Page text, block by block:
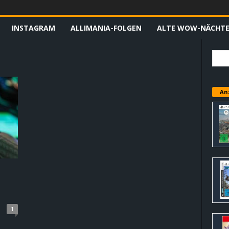
INSTAGRAM ALLIMANIA-FOLGEN ALTE WOW-NÄCHTE
1